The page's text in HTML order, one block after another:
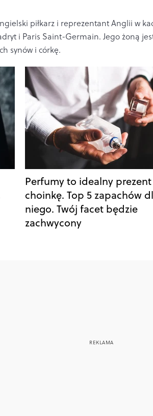
piłkarz i reprezentant Anglii w
i Paris Saint-Germain. Jego żoną
synów i córkę.
Perfumy to idealny
choinkę. Top 5 zapachów
niego. Twój facet będzie
zachwycony